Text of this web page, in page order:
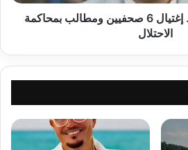
دماء الحقيقة في غزة.. إغتيال 6 صحفيين ومطالب بمحاكمة
الاحتلال